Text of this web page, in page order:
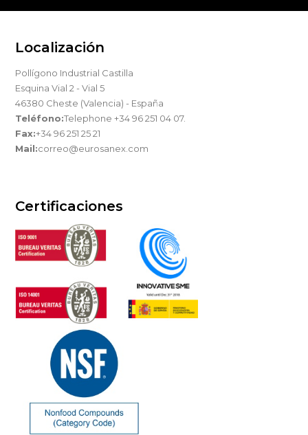
Localización
Pollígono Industrial Castilla
Esquina Vial 2 - Vial 5
46380 Cheste (Valencia) - España
Teléfono:Telephone +34 96 251 04 07.
Fax:+34 96 251 25 21
Mail:correo@eurosanex.com
Certificaciones